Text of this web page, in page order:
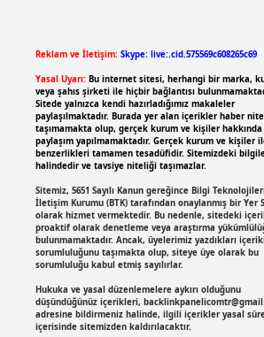
Reklam ve İletişim: Skype: live:.cid.575569c608265c69
Yasal Uyarı: Bu internet sitesi, herhangi bir marka,
veya şahıs şirketi ile hiçbir bağlantısı
Sitede yalnızca kendi hazırladığımız makaleler
paylaşılmaktadır. Burada yer alan içerikler haber
taşımamakta olup, gerçek kurum ve kişiler hakkında
paylaşım yapılmamaktadır. Gerçek kurum ve kişiler
benzerlikleri tamamen tesadüfidir. Sitemizdeki
halindedir ve tavsiye niteliği taşımazlar.
Sitemiz, 5651 Sayılı Kanun gereğince Bilgi
İletişim Kurumu (BTK) tarafından onaylanmış bir Yer
olarak hizmet vermektedir. Bu nedenle, sitedeki
proaktif olarak denetleme veya araştırma
bulunmamaktadır. Ancak, üyelerimiz yazdıkları
sorumluluğunu taşımakta olup, siteye üye olarak bu
sorumluluğu kabul etmiş sayılırlar.
Hukuka ve yasal düzenlemelere aykırı olduğunu
düşündüğünüz içerikleri,
adresine bildirmeniz halinde, ilgili içerikler yasal
içerisinde sitemizden kaldırılacaktır.